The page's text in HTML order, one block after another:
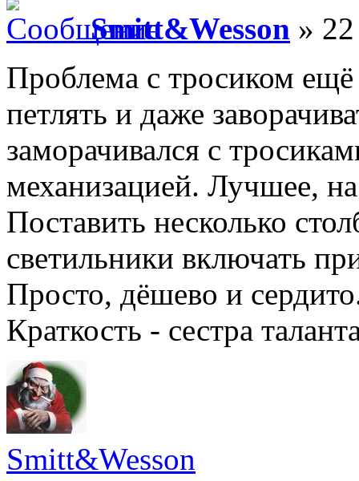
Smitt&Wesson »
Проблема с тросиком
петлять и даже
заморачивался с
механизацией. Лучшее,
Поставить несколько
светильники включать
Просто, дёшево и
Краткость - сестра
Smitt&Wesson